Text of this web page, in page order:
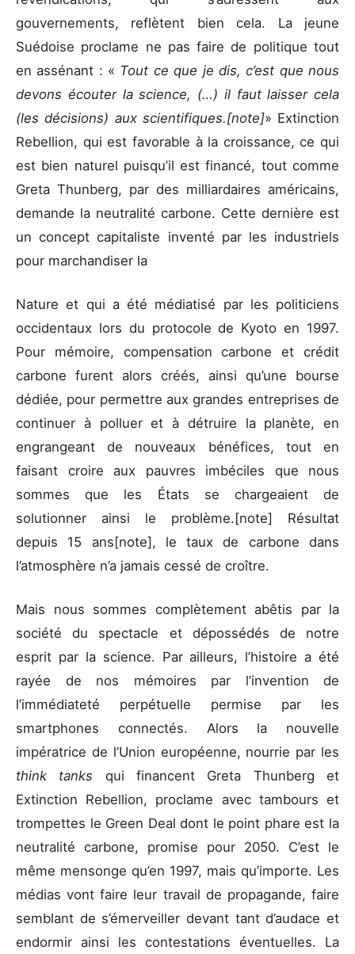
gouvernements, reflètent bien cela. La jeune
Suédoise proclame ne pas faire de politique tout
en assénant : « Tout ce que je dis, c’est que nous
devons écouter la science, (…) il faut laisser cela
(les décisions) aux scientifiques.[note]» Extinction
Rebellion, qui est favorable à la croissance, ce qui
est bien naturel puisqu’il est financé, tout comme
Greta Thunberg, par des milliardaires américains,
demande la neutralité carbone. Cette dernière est
un concept capitaliste inventé par les industriels
pour marchandiser la
Nature et qui a été médiatisé par les politiciens
occidentaux lors du protocole de Kyoto en 1997.
Pour mémoire, compensation carbone et crédit
carbone furent alors créés, ainsi qu’une bourse
dédiée, pour permettre aux grandes entreprises de
continuer à polluer et à détruire la planète, en
engrangeant de nouveaux bénéfices, tout en
faisant croire aux pauvres imbéciles que nous
sommes que les États se chargeaient de
solutionner ainsi le problème.[note] Résultat
depuis 15 ans[note], le taux de carbone dans
l’atmosphère n’a jamais cessé de croître.
Mais nous sommes complètement abêtis par la
société du spectacle et dépossédés de notre
esprit par la science. Par ailleurs, l’histoire a été
rayée de nos mémoires par l’invention de
l’immédiateté perpétuelle permise par les
smartphones connectés. Alors la nouvelle
impératrice de l’Union européenne, nourrie par les
think tanks qui financent Greta Thunberg et
Extinction Rebellion, proclame avec tambours et
trompettes le Green Deal dont le point phare est la
neutralité carbone, promise pour 2050. C’est le
même mensonge qu’en 1997, mais qu’importe. Les
médias vont faire leur travail de propagande, faire
semblant de s’émerveiller devant tant d’audace et
endormir ainsi les contestations éventuelles. La